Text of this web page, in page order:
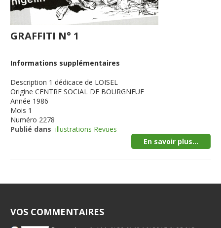
GRAFFITI N° 1
Informations supplémentaires
Description 1 dédicace de LOISEL
Origine CENTRE SOCIAL DE BOURGNEUF
Année 1986
Mois 1
Numéro 2278
Publié dans illustrations Revues
En savoir plus...
VOS COMMENTAIRES